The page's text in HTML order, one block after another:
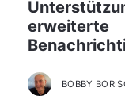
erweiterte
BOBBY